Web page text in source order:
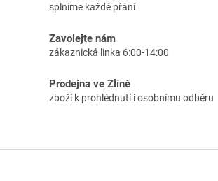
splníme každé přání
Zavolejte nám
zákaznická linka 6:00-14:00
Prodejna ve Zlíně
zboží k prohlédnutí i osobnímu odběru